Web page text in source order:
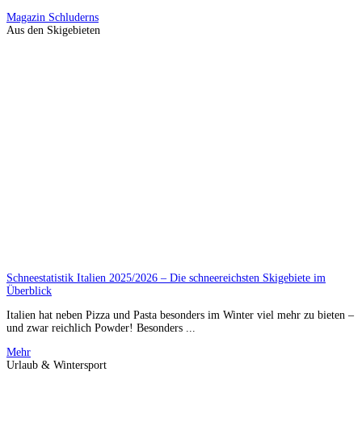
Magazin Schluderns
Aus den Skigebieten
Schneestatistik Italien 2025/2026 – Die schneereichsten Skigebiete im
Überblick
Italien hat neben Pizza und Pasta besonders im Winter viel mehr zu bieten –
und zwar reichlich Powder! Besonders ...
Mehr
Urlaub & Wintersport